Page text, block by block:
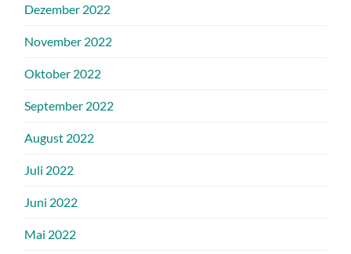
Dezember 2022
November 2022
Oktober 2022
September 2022
August 2022
Juli 2022
Juni 2022
Mai 2022